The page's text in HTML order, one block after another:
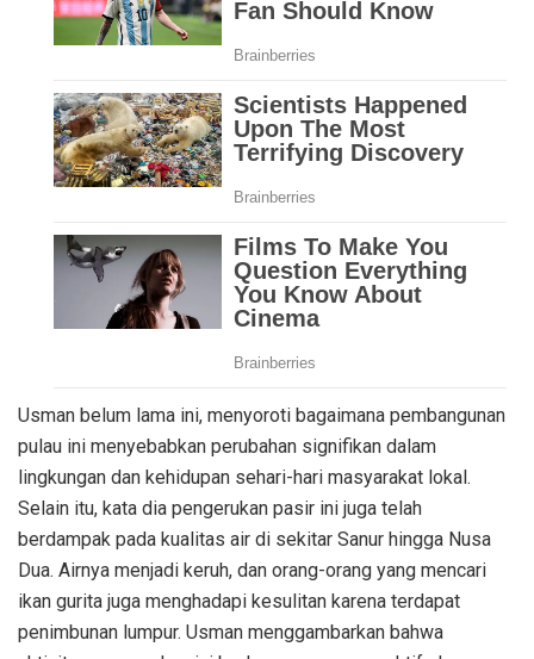
Usman belum lama ini, menyoroti bagaimana pembangunan
pulau ini menyebabkan perubahan signifikan dalam
lingkungan dan kehidupan sehari-hari masyarakat lokal.
Selain itu, kata dia pengerukan pasir ini juga telah
berdampak pada kualitas air di sekitar Sanur hingga Nusa
Dua. Airnya menjadi keruh, dan orang-orang yang mencari
ikan gurita juga menghadapi kesulitan karena terdapat
penimbunan lumpur. Usman menggambarkan bahwa